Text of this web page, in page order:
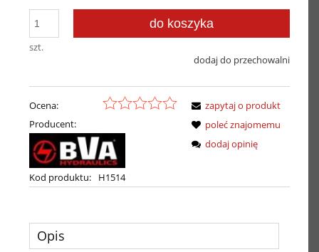
szt.
do koszyka
dodaj do przechowalni
Ocena:
Producent:
Kod produktu: H1514
zapytaj o produkt
poleć znajomemu
dodaj opinię
Opis